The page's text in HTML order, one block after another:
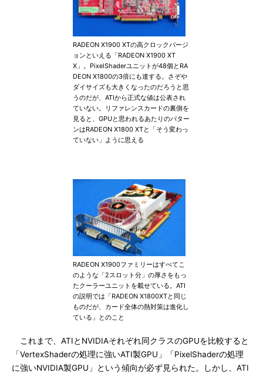
RADEON X1900 XTの高クロックバージ
ョンといえる「RADEON X1900 XT
X」。PixelShaderユニットが48個とRA
DEON X1800の3倍にも達する。さぞや
ダイサイズも大きくなったのだろうと思
うのだが、ATIから正式な値は公表され
ていない。リファレンスカードの裏側を
見ると、GPUと思われるあたりのパター
ンはRADEON X1800 XTと「そう変わっ
ていない」ように思える
RADEON X1900ファミリーはすべてこ
のような「2スロット分」の厚さをもっ
たクーラーユニットを載せている。ATI
の説明では「RADEON X1800XTと同じ
ものだが、カード全体の熱対策は進化し
ている」とのこと
これまで、ATIとNVIDIAそれぞれ同クラスのGPUを比較すると
「VertexShaderの処理に強いATI製GPU」「PixelShaderの処理
に強いNVIDIA製GPU」という傾向が必ず見られた。しかし、ATI